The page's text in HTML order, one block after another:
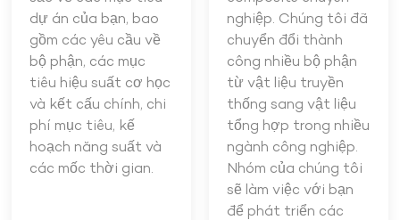
dự án của bạn, bao
gồm các yêu cầu về
bộ phận, các mục
tiêu hiệu suất cơ học
và kết cấu chính, chi
phí mục tiêu, kế
hoạch năng suất và
các mốc thời gian.
nghiệp. Chúng tôi đã
chuyển đổi thành
công nhiều bộ phận
từ vật liệu truyền
thống sang vật liệu
tổng hợp trong nhiều
ngành công nghiệp.
Nhóm của chúng tôi
sẽ làm việc với bạn
để phát triển các